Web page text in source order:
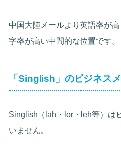
中国大陸メールより英語率が
字率が高い中間的な位置です。
「Singlish」のビジネス
Singlish（lah・lor・leh等）は
いません。